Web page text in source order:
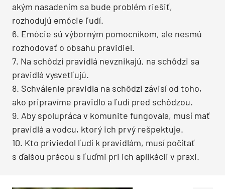
akým nasadením sa bude problém riešiť,
rozhodujú emócie ľudí.
6. Emócie sú výborným pomocníkom, ale nesmú
rozhodovať o obsahu pravidiel.
7. Na schôdzi pravidlá nevznikajú, na schôdzi sa
pravidlá vysvetľujú.
8. Schválenie pravidla na schôdzi závisí od toho,
ako pripravíme pravidlo a ľudí pred schôdzou.
9. Aby spolupráca v komunite fungovala, musí mať
pravidlá a vodcu, ktorý ich prvý rešpektuje.
10. Kto priviedol ľudí k pravidlám, musí počítať
s ďalšou prácou s ľuďmi pri ich aplikácii v praxi.